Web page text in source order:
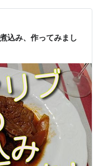
あんかけラーメンも食
みました。 勿論、美味
込み、作ってみまし